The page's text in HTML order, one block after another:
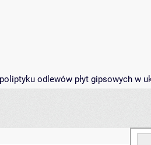
odlewów płyt gipsowych w